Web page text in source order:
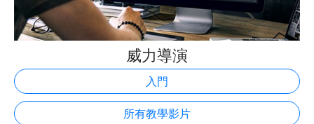
威力導演
入門
所有教學影片